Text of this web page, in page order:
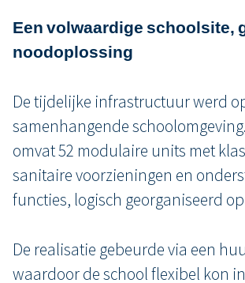
Een volwaardige schoolsite,
noodoplossing
De tijdelijke infrastructuur werd
samenhangende
omvat 52 modulaire units met
sanitaire voorzieningen en
functies, logisch georganiseerd
De realisatie gebeurde via een
waardoor de school flexibel kon